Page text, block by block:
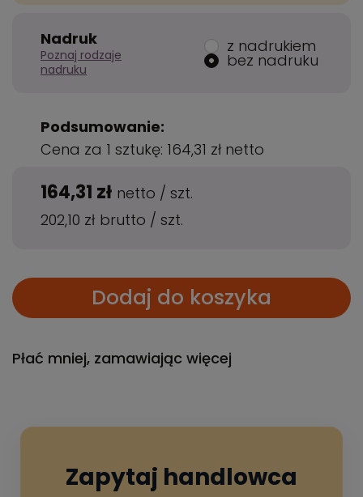
Nadruk
Poznaj rodzaje
nadruku
z nadrukiem
bez nadruku
Podsumowanie:
Cena za 1 sztukę: 164,31 zł netto
164,31 zł netto / szt.
202,10 zł brutto / szt.
Dodaj do koszyka
Płać mniej, zamawiając więcej
Zapytaj handlowca